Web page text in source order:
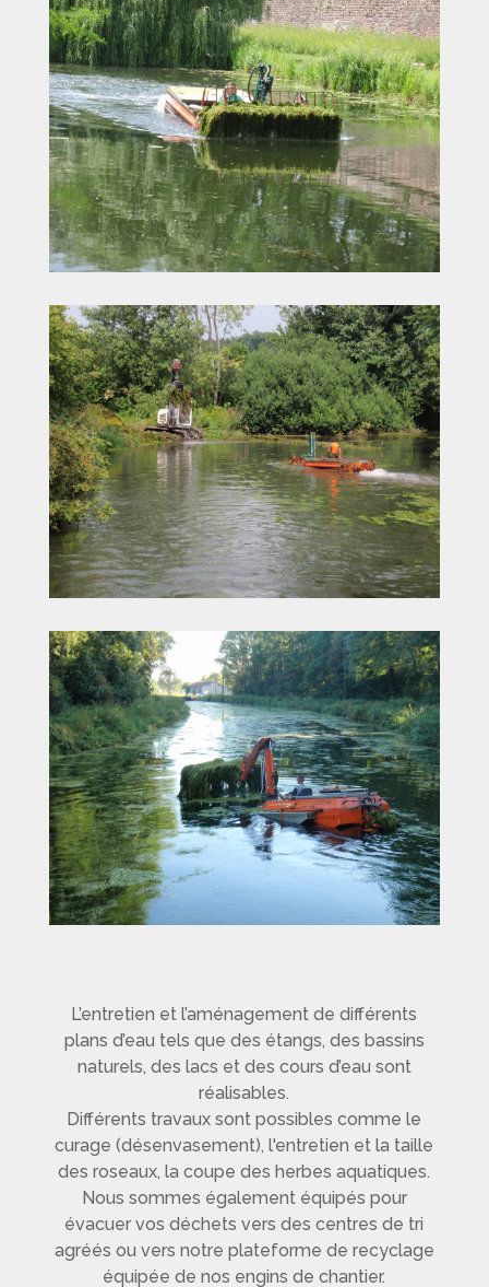
L’entretien et l’aménagement de différents
plans d’eau tels que des étangs, des bassins
naturels, des lacs et des cours d’eau sont
réalisables.
Différents travaux sont possibles comme le
curage (désenvasement), l'entretien et la taille
des roseaux, la coupe des herbes aquatiques.
Nous sommes également équipés pour
évacuer vos déchets vers des centres de tri
agréés ou vers notre plateforme de recyclage
équipée de nos engins de chantier.